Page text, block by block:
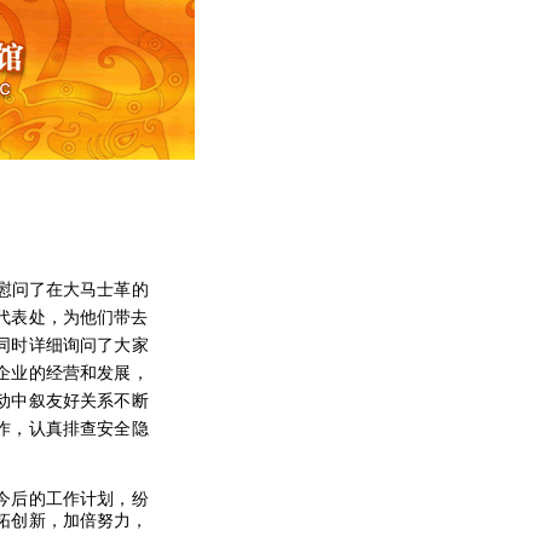
问了在大马士革的
表处，为他们带去
时详细询问了大家
业的经营和发展，
中叙友好关系不断
，认真排查安全隐
后的工作计划，纷
新，加倍努力，